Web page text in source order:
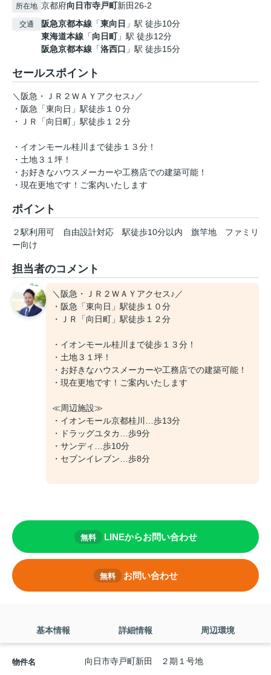
所在地 京都府向日市寺戸町新田26-2
交通 阪急京都本線 「東向日 」駅 徒歩10分
東海道本線 「向日町」駅 徒歩12分
阪急京都本線 「洛西口 」駅 徒歩15分
セールスポイント
＼阪急・ＪＲ２ＷＡＹアクセス♪／
・阪急「東向日」駅徒歩１０分
・ＪＲ「向日町」駅徒歩１２分
・イオンモール桂川まで徒歩１３分！
・土地３１坪！
・お好きなハウスメーカーや工務店での建築可能！
・現在更地です！ご案内いたします
ポイント
２駅利用可 自由設計対応 駅徒歩10分以内 旗竿地
ファミリ
ー向け
担当者のコメント
＼阪急・ＪＲ２ＷＡＹアクセス♪／
・阪急「東向日」駅徒歩１０分
・ＪＲ「向日町」駅徒歩１２分
・イオンモール桂川まで徒歩１３分！
・土地３１坪！
・お好きなハウスメーカーや工務店での建築可能！
・現在更地です！ご案内いたします
≪周辺施設≫
・イオンモール京都桂川…歩13分
・ドラッグユタカ…歩9分
・サンディ…歩10分
・セブンイレブン…歩8分
無料 LINEからお問い合わせ
無料 お問い合わせ
基本情報 詳細情報 周辺環境
物件名 向日市寺戸町新田 ２期１号地